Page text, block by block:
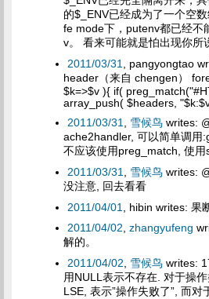
的$_ENV已经成为了一个空
fe mode下，putenv都已经不
v。 看来可能就是怕出现你所
2011/03/31, pangyongtao
header（来自 chengen）
$k=>$v ){ if(
array_push( $headers,
2011/03/31
雪候鸟 writes:
ache2handler, 可以简单调用
不应该使用preg_match, 使
2011/03/31
雪候鸟 writes:
没注意, 回去看看
2011/04/01
, hibin writes: 果
2011/04/02,zhangyufeng
解的。
2011/04/02, 雪候鸟 writes:
用NULL表示不存在. 对于操
LSE, 表示”操作失败了”, 而